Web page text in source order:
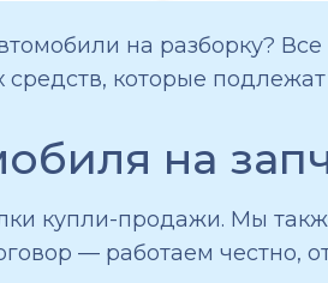
на разборку?
которые
на
купли-продажи. Мы
— работаем честно,